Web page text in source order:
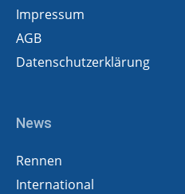
Impressum
AGB
Datenschutzerklärung
News
Rennen
International